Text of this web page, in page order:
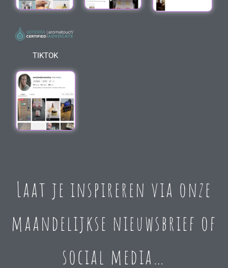
TIKTOK
Laat je inspireren via onze
maandelijkse nieuwsbrief of
social media…